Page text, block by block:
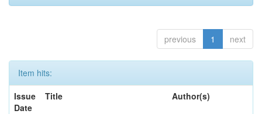
previous 1 next
Item hits:
Issue
Date
Title Author(s)